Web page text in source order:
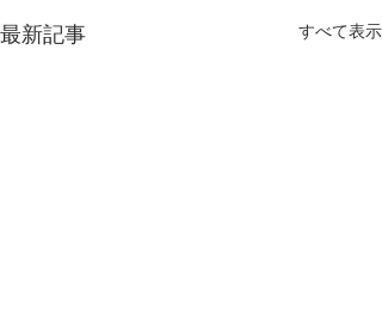
最新記事 すべて表示